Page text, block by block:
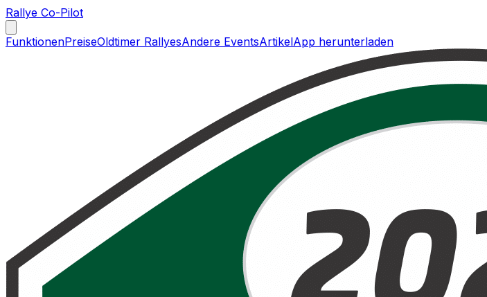
Rallye Co-Pilot
FunktionenPreiseOldtimer RallyesAndere EventsArtikelApp herunterladen